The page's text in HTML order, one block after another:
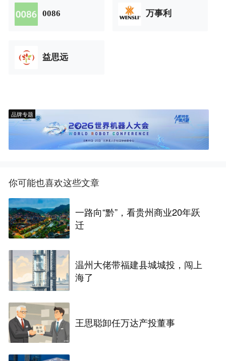
0086 万事利
益思远
品牌专题
你可能也喜欢这些文章
一路向“黔”，看贵州商业20年跃
迁
温州大佬带福建县城城投，闯上
海了
王思聪卸任万达产投董事